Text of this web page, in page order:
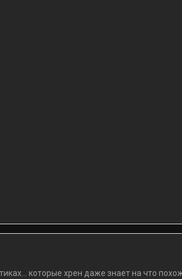
которые хрен даже знает на что